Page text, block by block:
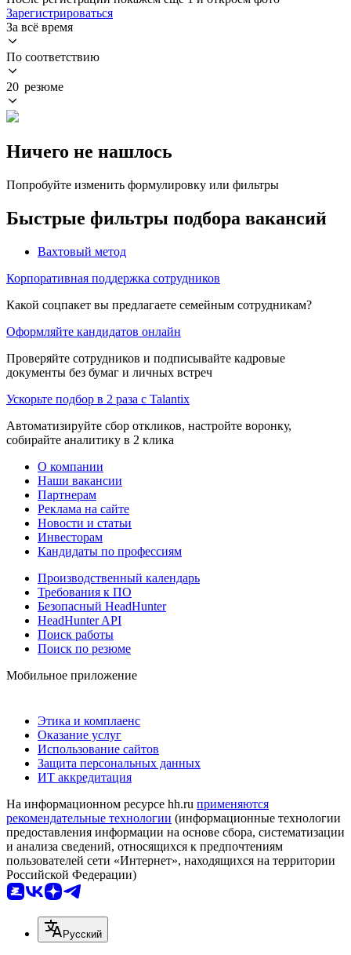
Зарегистрироваться
За всё время
По соответствию
20 резюме
Ничего не нашлось
Попробуйте изменить формулировку или фильтры
Быстрые фильтры подбора вакансий
Вахтовый метод
Корпоративная поддержка сотрудников
Какой соцпакет вы предлагаете семейным сотрудникам?
Оформляйте кандидатов онлайн
Проверяйте сотрудников и подписывайте кадровые
документы без бумаг и личных встреч
Ускорьте подбор в 2 раза с Talantix
Автоматизируйте сбор откликов, настройте воронку,
собирайте аналитику в 2 клика
О компании
Наши вакансии
Партнерам
Реклама на сайте
Новости и статьи
Инвесторам
Кандидаты по профессиям
Производственный календарь
Требования к ПО
Безопасный HeadHunter
HeadHunter API
Поиск работы
Поиск по резюме
Мобильное приложение
Этика и комплаенс
Оказание услуг
Использование сайтов
Защита персональных данных
ИТ аккредитация
На информационном ресурсе hh.ru применяются
рекомендательные технологии (информационные технологии
предоставления информации на основе сбора, систематизации
и анализа сведений, относящихся к предпочтениям
пользователей сети «Интернет», находящихся на территории
Российской Федерации)
Русский